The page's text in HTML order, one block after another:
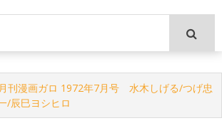
刊漫画ガロ 1972年7月号 水木しげる/つげ忠
/辰巳ヨシヒロ